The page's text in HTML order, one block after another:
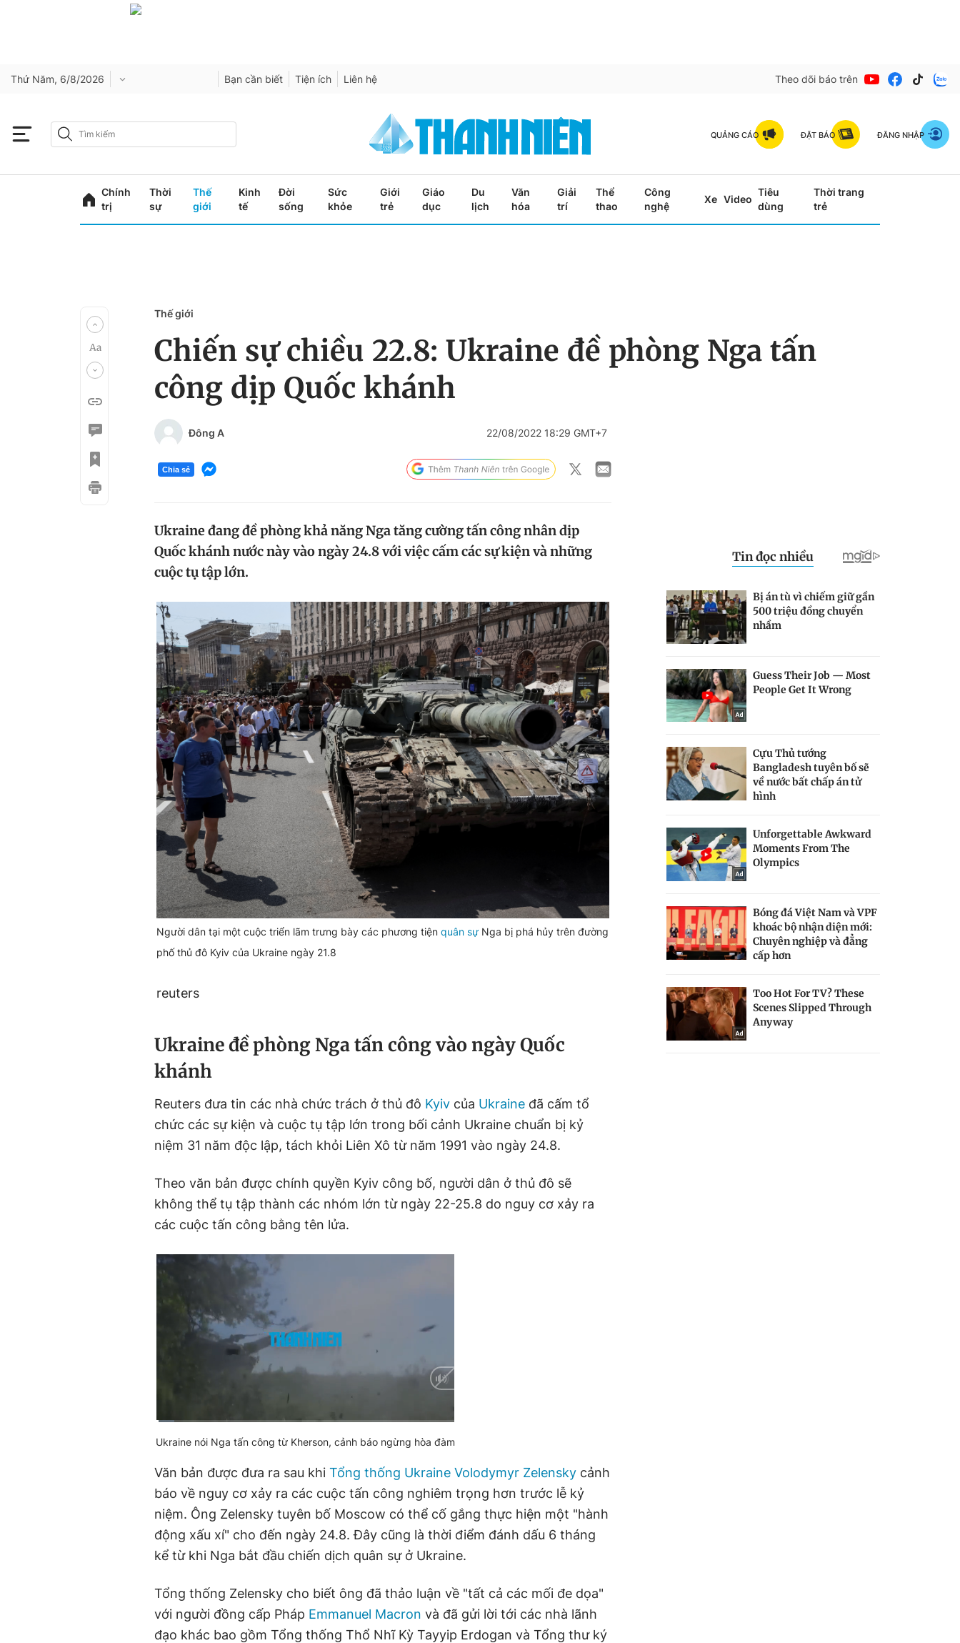
Thứ Năm, 6/8/2026 Bạn cần biết Tiện ích Liên hệ Theo dõi báo trên
QUẢNG CÁO ĐẶT BÁO ĐĂNG NHẬP
Chính
trị
Thời
sự
Thế
giới
Kinh
tế
Đời
sống
Sức
khỏe
Giới
trẻ
Giáo
dục
Du
lịch
Văn
hóa
Giải
trí
Thể
thao
Công
nghệ
Xe Video
Tiêu
dùng
Thời trang
trẻ
Thế giới
Chiến sự chiều 22.8: Ukraine đề phòng Nga tấn
công dịp Quốc khánh
Đông A 22/08/2022 18:29 GMT+7
Chia sẻ
Ukraine đang đề phòng khả năng Nga tăng cường tấn công nhân dịp
Quốc khánh nước này vào ngày 24.8 với việc cấm các sự kiện và những
cuộc tụ tập lớn.
Người dân tại một cuộc triển lãm trưng bày các phương tiện quân sự Nga bị phá hủy trên đường
phố thủ đô Kyiv của Ukraine ngày 21.8
reuters
Ukraine đề phòng Nga tấn công vào ngày Quốc
khánh
Reuters đưa tin các nhà chức trách ở thủ đô Kyiv của Ukraine đã cấm tổ
chức các sự kiện và cuộc tụ tập lớn trong bối cảnh Ukraine chuẩn bị kỷ
niệm 31 năm độc lập, tách khỏi Liên Xô từ năm 1991 vào ngày 24.8.
Theo văn bản được chính quyền Kyiv công bố, người dân ở thủ đô sẽ
không thể tụ tập thành các nhóm lớn từ ngày 22-25.8 do nguy cơ xảy ra
các cuộc tấn công bằng tên lửa.
Ukraine nói Nga tấn công từ Kherson, cảnh báo ngừng hòa đàm
Văn bản được đưa ra sau khi Tổng thống Ukraine Volodymyr Zelensky cảnh
báo về nguy cơ xảy ra các cuộc tấn công nghiêm trọng hơn trước lễ kỷ
niệm. Ông Zelensky tuyên bố Moscow có thể cố gắng thực hiện một "hành
động xấu xí" cho đến ngày 24.8. Đây cũng là thời điểm đánh dấu 6 tháng
kể từ khi Nga bắt đầu chiến dịch quân sự ở Ukraine.
Tổng thống Zelensky cho biết ông đã thảo luận về "tất cả các mối đe dọa"
với người đồng cấp Pháp Emmanuel Macron và đã gửi lời tới các nhà lãnh
đạo khác bao gồm Tổng thống Thổ Nhĩ Kỳ Tayyip Erdogan và Tổng thư ký